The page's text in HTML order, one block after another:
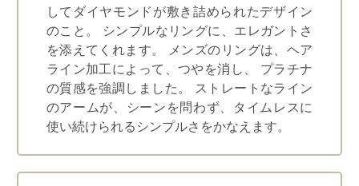
してダイヤモンドが敷き詰められたデザイン
のこと。 シンプルなリングに、エレガントさ
を添えてくれます。 メンズのリングは、ヘア
ライン加工によって、つやを消し、 プラチナ
の質感を強調しました。 ストレートなライン
のアームが、シーンを問わず、タイムレスに
使い続けられるシンプルさをかなえます。